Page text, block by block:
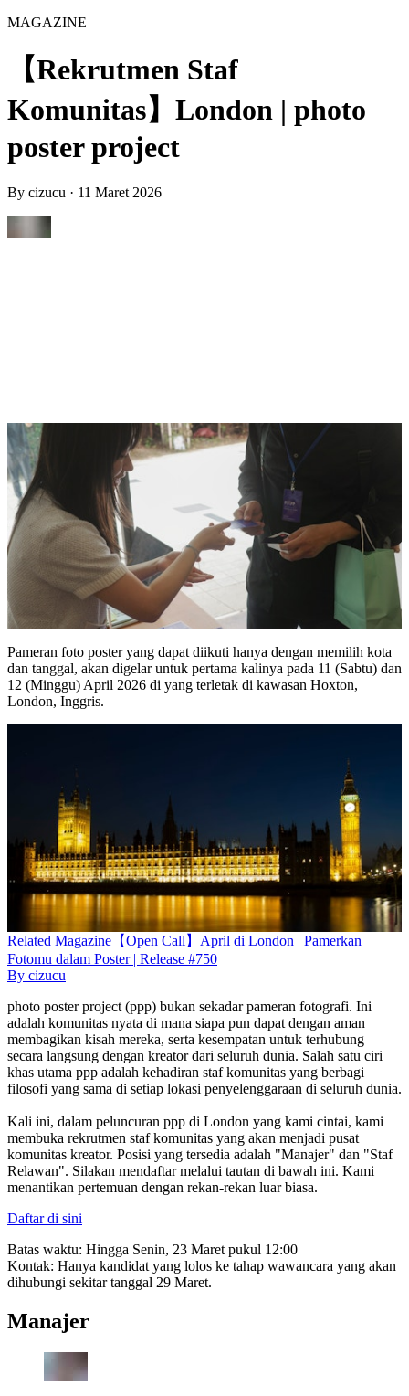
MAGAZINE
【Rekrutmen Staf
Komunitas】London | photo
poster project
By cizucu · 11 Maret 2026
Pameran foto poster yang dapat diikuti hanya dengan memilih kota
dan tanggal, akan digelar untuk pertama kalinya pada 11 (Sabtu) dan
12 (Minggu) April 2026 di yang terletak di kawasan Hoxton,
London, Inggris.
Related Magazine 【Open Call】April di London | Pamerkan
Fotomu dalam Poster | Release #750
By cizucu
photo poster project (ppp) bukan sekadar pameran fotografi. Ini
adalah komunitas nyata di mana siapa pun dapat dengan aman
membagikan kisah mereka, serta kesempatan untuk terhubung
secara langsung dengan kreator dari seluruh dunia. Salah satu ciri
khas utama ppp adalah kehadiran staf komunitas yang berbagi
filosofi yang sama di setiap lokasi penyelenggaraan di seluruh dunia.
Kali ini, dalam peluncuran ppp di London yang kami cintai, kami
membuka rekrutmen staf komunitas yang akan menjadi pusat
komunitas kreator. Posisi yang tersedia adalah "Manajer" dan "Staf
Relawan". Silakan mendaftar melalui tautan di bawah ini. Kami
menantikan pertemuan dengan rekan-rekan luar biasa.
Daftar di sini
Batas waktu: Hingga Senin, 23 Maret pukul 12:00
Kontak: Hanya kandidat yang lolos ke tahap wawancara yang akan
dihubungi sekitar tanggal 29 Maret.
Manajer